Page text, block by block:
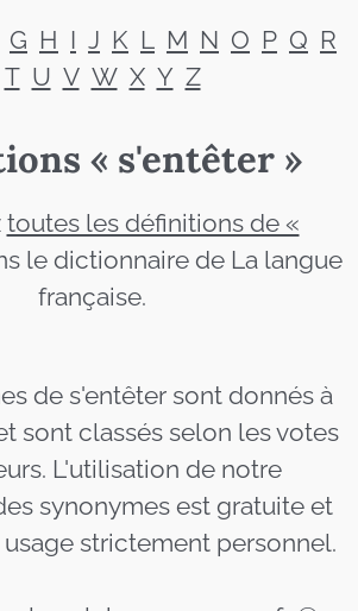
G H I J K L M N O P Q R
T U V W X Y Z
« s'entêter »
toutes les définitions de «
le dictionnaire de La langue
française.
de s'entêter sont donnés à
sont classés selon les votes
L'utilisation de notre
synonymes est gratuite et
usage strictement personnel.